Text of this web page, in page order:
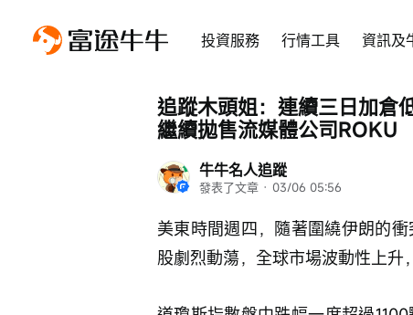
投資服務 行情工具 資訊及
牛牛名人追蹤
發表了文章 · 03/06 05:56
追蹤木頭姐：連續三日加倉
繼續拋售流媒體公司ROKU
美東時間週四，隨著圍繞伊朗的
股劇烈動蕩，全球市場波動性上升